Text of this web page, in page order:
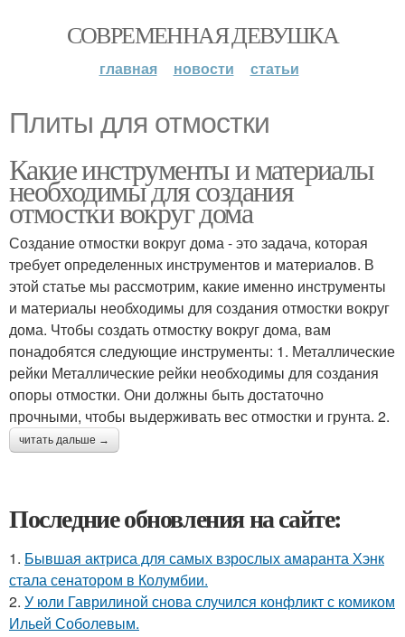
СОВРЕМЕННАЯ ДЕВУШКА
главная новости статьи
Плиты для отмостки
Какие инструменты и материалы
необходимы для создания
отмостки вокруг дома
Создание отмостки вокруг дома - это задача, которая
требует определенных инструментов и материалов. В
этой статье мы рассмотрим, какие именно инструменты
и материалы необходимы для создания отмостки вокруг
дома. Чтобы создать отмостку вокруг дома, вам
понадобятся следующие инструменты: 1. Металлические
рейки Металлические рейки необходимы для создания
опоры отмостки. Они должны быть достаточно
прочными, чтобы выдерживать вес отмостки и грунта. 2.
читать дальше →
Последние обновления на сайте:
1. Бывшая актриса для самых взрослых амаранта Хэнк
стала сенатором в Колумбии.
2. У юли Гаврилиной снова случился конфликт с комиком
Ильей Соболевым.